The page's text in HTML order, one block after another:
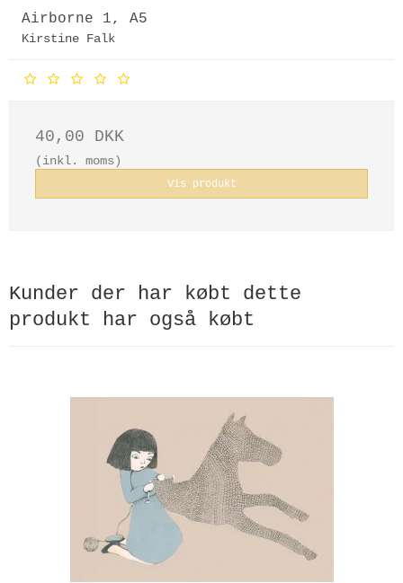
Airborne 1, A5
Kirstine Falk
40,00 DKK
(inkl. moms)
Vis produkt
Kunder der har købt dette
produkt har også købt